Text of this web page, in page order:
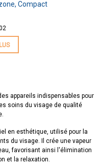
Compact
appareils indispensables pour
soins du visage de qualité
en esthétique, utilisé pour la
du visage. Il crée une vapeur
favorisant ainsi l'élimination
et la relaxation.